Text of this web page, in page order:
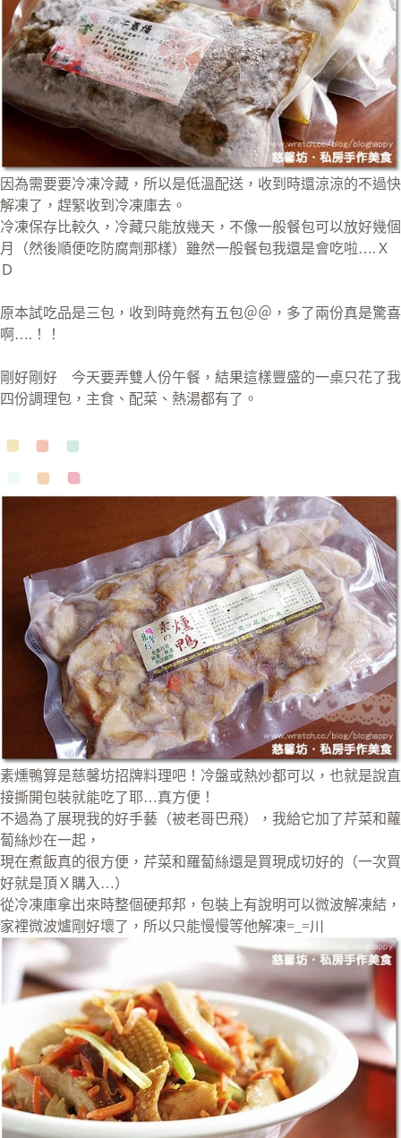
因為需要要冷凍冷藏，所以是低溫配送，收到時還涼涼的不過快
解凍了，趕緊收到冷凍庫去。
冷凍保存比較久，冷藏只能放幾天，不像一般餐包可以放好幾個
月（然後順便吃防腐劑那樣）雖然一般餐包我還是會吃啦….Ｘ
Ｄ
原本試吃品是三包，收到時竟然有五包＠＠，多了兩份真是驚喜
啊….！！
剛好剛好 今天要弄雙人份午餐，結果這樣豐盛的一桌只花了我
四份調理包，主食、配菜、熱湯都有了。
素燻鴨算是慈馨坊招牌料理吧！冷盤或熱炒都可以，也就是說直
接撕開包裝就能吃了耶…真方便！
不過為了展現我的好手藝（被老哥巴飛），我給它加了芹菜和蘿
蔔絲炒在一起，
現在煮飯真的很方便，芹菜和羅蔔絲還是買現成切好的（一次買
好就是頂Ｘ購入…）
從冷凍庫拿出來時整個硬邦邦，包裝上有說明可以微波解凍結，
家裡微波爐剛好壞了，所以只能慢慢等他解凍=_=川